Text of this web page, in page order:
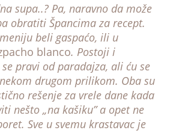
supa..? Pa, naravno da može
obratiti Špancima za recept.
beli gaspaćo, ili u
blanco. Postoji i
pravi od paradajza, ali ću se
drugom prilikom. Oba su
rešenje za vrele dane kada
nešto „na kašiku” a opet ne
Sve u svemu krastavac je